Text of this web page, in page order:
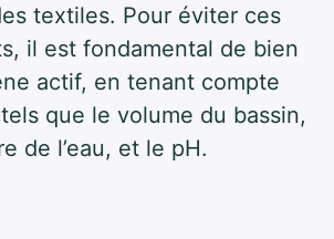
textiles. Pour éviter ces
il est fondamental de bien
actif, en tenant compte
que le volume du bassin,
de l’eau, et le pH.